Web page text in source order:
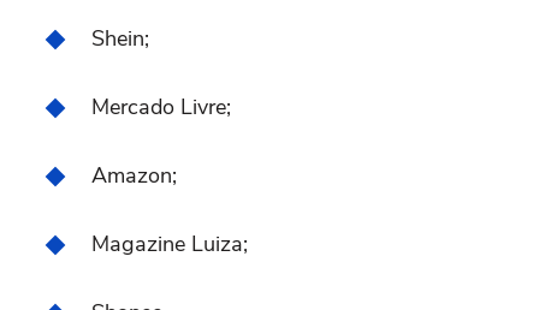
Shein;
Mercado Livre;
Amazon;
Magazine Luiza;